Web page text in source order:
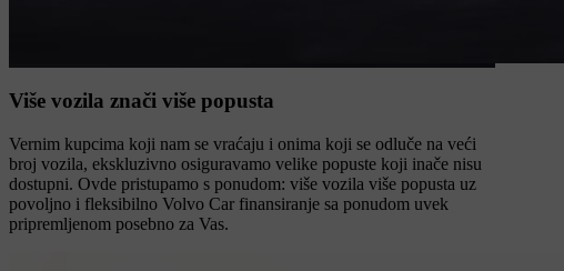
Više vozila znači više popusta
Vernim kupcima koji nam se vraćaju i onima koji se odluče na veći
broj vozila, ekskluzivno osiguravamo velike popuste koji inače nisu
dostupni. Ovde pristupamo s ponudom: više vozila više popusta uz
povoljno i fleksibilno Volvo Car finansiranje sa ponudom uvek
pripremljenom posebno za Vas.